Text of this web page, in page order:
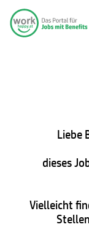
Liebe
dieses
Vielleicht